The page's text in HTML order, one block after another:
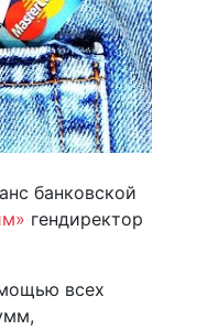
банковской
гендиректор
всех